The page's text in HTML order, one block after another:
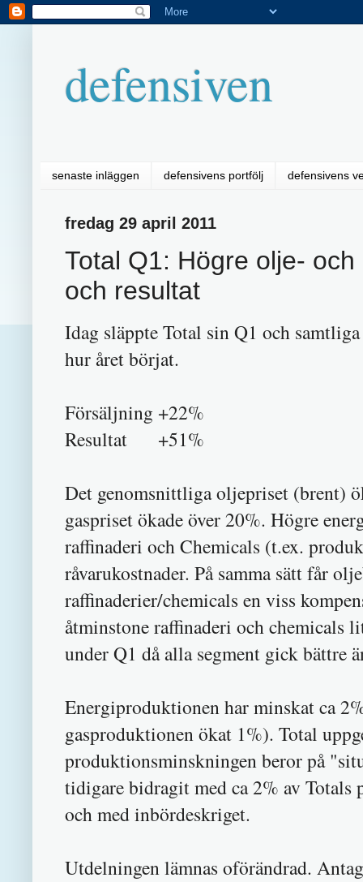
defensiven
senaste inläggen defensivens portfölj defensivens
fredag 29 april 2011
Total Q1: Högre olje-
och resultat
Idag släppte Total sin Q1 och
hur året börjat.
Försäljning +22%
Resultat +51%
Det genomsnittliga oljepriset (brent)
gaspriset ökade över 20%. Högre
raffinaderi och Chemicals (t.ex.
råvarukostnader. På samma sätt får
raffinaderier/chemicals en viss
åtminstone raffinaderi och chemicals
under Q1 då alla segment gick bättre
Energiproduktionen har minskat ca
gasproduktionen ökat 1%). Total
produktionsminskningen beror på
tidigare bidragit med ca 2% av
och med inbördeskriget.
Utdelningen lämnas oförändrad.